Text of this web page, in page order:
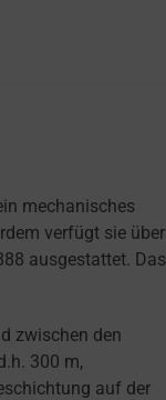
mechanisches
verfügt sie über
ausgestattet. Das
zwischen den
300 m,
auf der